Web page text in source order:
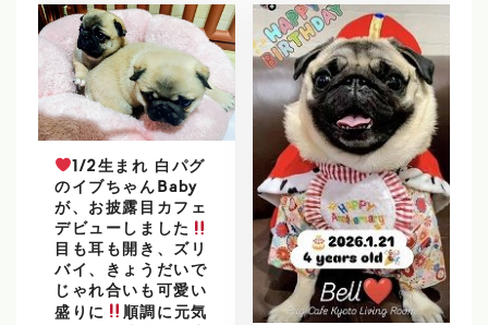
1/2生まれ 白パグ
のイブちゃんBaby
が、お披露目カフェ
デビューしました
目も耳も開き、ズリ
バイ、きょうだいで
じゃれ合いも可愛い
盛りに
順調に元気